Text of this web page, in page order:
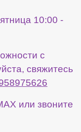
10:00 -
с
свяжитесь
или звоните